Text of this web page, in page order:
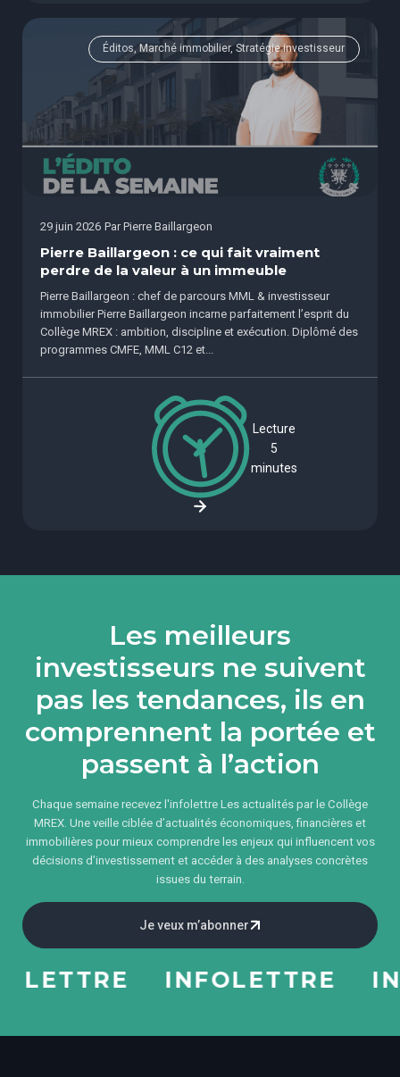
Éditos, Marché immobilier, Stratégie investisseur
29 juin 2026 Par Pierre Baillargeon
Pierre Baillargeon : ce qui fait vraiment
perdre de la valeur à un immeuble
Pierre Baillargeon : chef de parcours MML & investisseur
immobilier Pierre Baillargeon incarne parfaitement l’esprit du
Collège MREX : ambition, discipline et exécution. Diplômé des
programmes CMFE, MML C12 et...
Lecture
5
minutes
Les meilleurs
investisseurs ne suivent
pas les tendances, ils en
comprennent la portée et
passent à l’action
Chaque semaine recevez l'infolettre Les actualités par le Collège
MREX. Une veille ciblée d’actualités économiques, financières et
immobilières pour mieux comprendre les enjeux qui influencent vos
décisions d’investissement et accéder à des analyses concrètes
issues du terrain.
Je veux m’abonner
INFOLETTRE